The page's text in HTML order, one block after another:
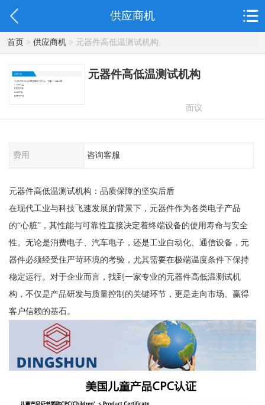
供应商机
首页> 供应商机> 元器件高低温测试机构
元器件高低温测试机构
面议
费用 咨询客服
元器件高低温测试机构：品质保障的坚实后盾
在现代工业与科技飞速发展的背景下，元器件作为各类电子产品
的“心脏”，其性能与可靠性直接决定着终端设备的使用寿命与安全
性。无论是消费电子、汽车电子，还是工业自动化、通信设备，元
器件必须经受住严苛环境的考验，尤其需要在极端温度条件下保持
稳定运行。对于企业而言，找到一家专业的元器件高低温测试机
构，不仅是产品研发与质量控制的关键环节，更是走向市场、赢得
客户信赖的基石。